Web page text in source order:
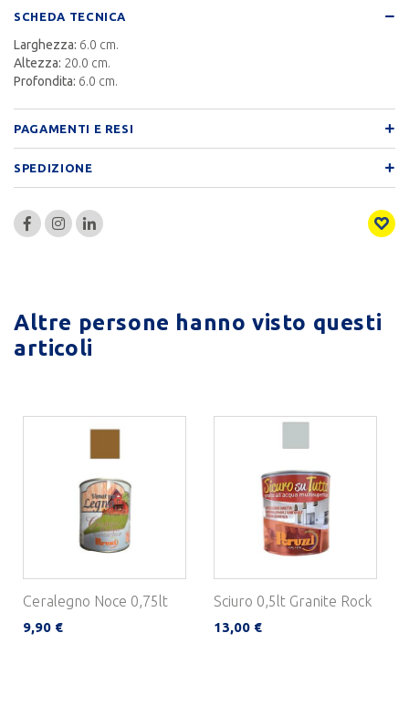
SCHEDA TECNICA
Larghezza: 6.0 cm.
Altezza: 20.0 cm.
Profondita: 6.0 cm.
PAGAMENTI E RESI
SPEDIZIONE
Altre persone hanno visto questi
articoli
Ceralegno Noce 0,75lt
9,90 €
Sciuro 0,5lt Granite Rock
13,00 €